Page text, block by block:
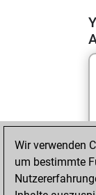
Wir verwenden
um bestimmte